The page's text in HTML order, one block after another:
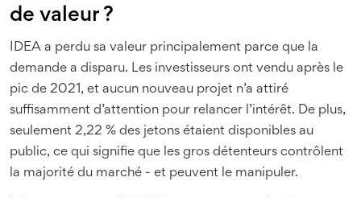
de valeur ?
IDEA a perdu sa valeur principalement parce que la
demande a disparu. Les investisseurs ont vendu après le
pic de 2021, et aucun nouveau projet n’a attiré
suffisamment d’attention pour relancer l’intérêt. De plus,
seulement 2,22 % des jetons étaient disponibles au
public, ce qui signifie que les gros détenteurs contrôlent
la majorité du marché - et peuvent le manipuler.